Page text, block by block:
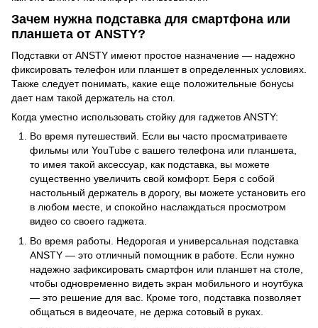
Зачем нужна подставка для смартфона или
планшета от ANSTY?
Подставки от ANSTY имеют простое назначение — надежно
фиксировать телефон или планшет в определенных условиях.
Также следует понимать, какие еще положительные бонусы
дает нам такой держатель на стол.
Когда уместно использовать стойку для гаджетов ANSTY:
Во время путешествий. Если вы часто просматриваете
фильмы или YouTube с вашего телефона или планшета,
то имея такой аксессуар, как подставка, вы можете
существенно увеличить свой комфорт. Беря с собой
настольный держатель в дорогу, вы можете установить его
в любом месте, и спокойно наслаждаться просмотром
видео со своего гаджета.
Во время работы. Недорогая и универсальная подставка
ANSTY — это отличный помощник в работе. Если нужно
надежно зафиксировать смартфон или планшет на столе,
чтобы одновременно видеть экран мобильного и ноутбука
— это решение для вас. Кроме того, подставка позволяет
общаться в видеочате, не держа сотовый в руках.